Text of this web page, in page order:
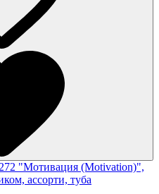
"Мотивация (Motivation)",
ассорти, туба